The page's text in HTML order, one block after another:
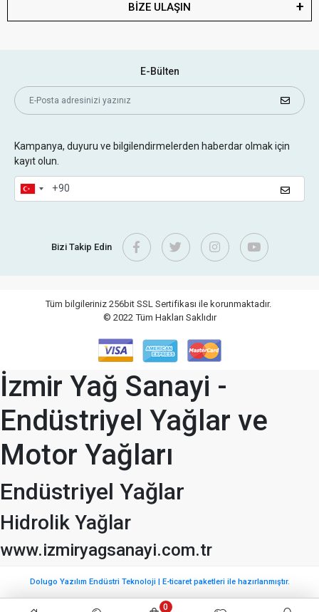
BİZE ULAŞIN
E-Bülten
Kampanya, duyuru ve bilgilendirmelerden haberdar olmak için
kayıt olun.
Bizi Takip Edin
Tüm bilgileriniz 256bit SSL Sertifikası ile korunmaktadır.
© 2022 Tüm Hakları Saklıdır
0
İzmir Yağ Sanayi -
Endüstriyel Yağlar ve
Motor Yağları
Endüstriyel Yağlar
Hidrolik Yağlar
www.izmiryagsanayi.com.tr
Dolugo Yazılım Endüstri Teknoloji | E-ticaret paketleri ile hazırlanmıştır.